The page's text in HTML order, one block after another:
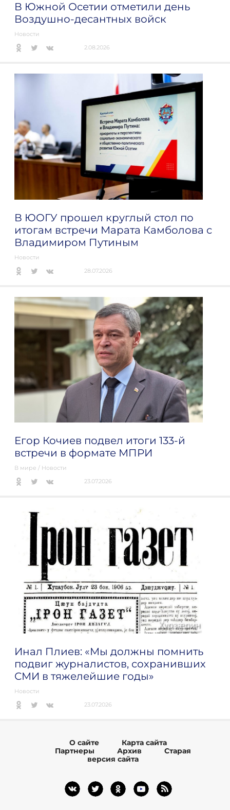
В Южной Осетии отметили день
Воздушно-десантных войск
Новости
2.08.2026
В ЮОГУ прошел круглый стол по
итогам встречи Марата Камболова с
Владимиром Путиным
Новости
28.07.2026
Егор Кочиев подвел итоги 133-й
встречи в формате МПРИ
В мире / Новости
23.07.2026
Инал Плиев: «Мы должны помнить
подвиг журналистов, сохранивших
СМИ в тяжелейшие годы»
Новости
23.07.2026
О сайте
Карта сайта
Партнеры
Архив
Старая
версия сайта